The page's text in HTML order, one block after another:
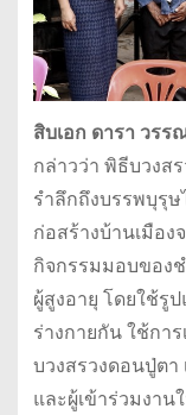
สิบเอก ดารา วร
กล่าวว่า พิธีบวงส
รำลึกถึงบรรพบุรุ
ก่อสร้างบ้านเมือง
กิจกรรมมอบของ
ผู้สูงอายุ โดยใช้รู
ร่างกายกัน ใช้กา
บวงสรวงดอนปู่ต
และผู้เข้าร่วมงาน